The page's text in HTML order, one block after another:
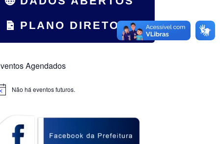
PLANO DIRETOR
Agendados
Não há eventos futuros.